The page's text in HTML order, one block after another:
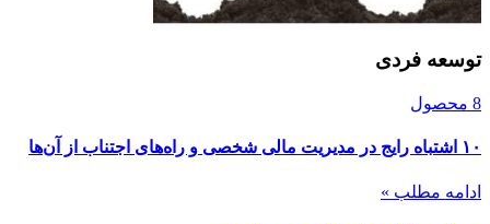
توسعه فردی
8 محصول
۱۰ اشتباه رایج در مدیریت مالی شخصی و راه‌های اجتناب از آن‌ها
ادامه مطلب »